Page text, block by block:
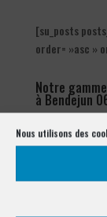
Nous utilisons des
[su_posts
order= »asc »
Notre
à Bendejun